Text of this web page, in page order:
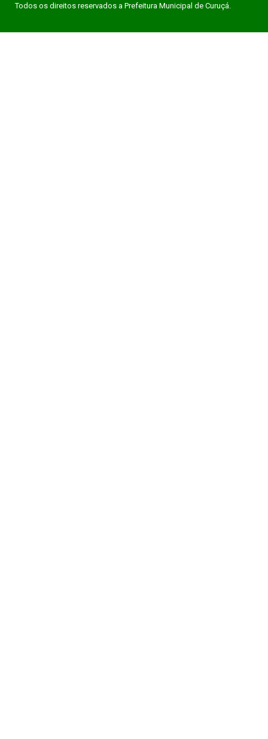
Todos os direitos reservados a Prefeitura Municipal de Curuçá.